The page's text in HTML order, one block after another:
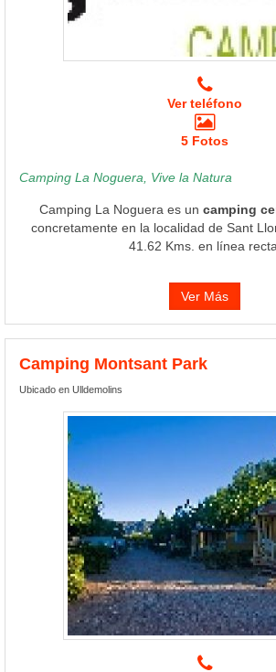
Ver teléfono
5 Fotos
Camping La Noguera, Vive la Natura
Camping La Noguera es un camping
concretamente en la localidad de Sant
41.62 Kms. en línea recta.
Ver Más
Camping Montsant Park
Ubicado en Ulldemolins